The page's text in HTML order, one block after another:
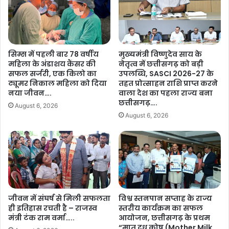
की
ज
यं
ती
र
कि
या
सा
र
र
ण
…
.
.
स्त
कें
उ
प
ब्ध
क
रा
ने
के
पा
ठ्य
पु
स्त
क
नि
ग
म
प्र
सिम्स में पहली बार 78 वर्षीय
महिला के अंडाशय कैंसर की
सफल सर्जरी, एक किलो का
ट्यूमर निकाल महिला को दिया
नया जीवन….
August 6, 2026
मुख्यमंत्री विष्णुदेव साय के
नेतृत्व में छत्तीसगढ़ को बड़ी
उपलब्धि, SASCI 2026-27 के
तहत प्रोत्साहन राशि प्राप्त करने
वाला देश का पहला राज्य बना
छत्तीसगढ़….
August 6, 2026
जीवन में संघर्ष से मिली सफलता
ही इतिहास रचती है – राजस्व
मंत्री टंक राम वर्मा…..
विश्व स्तनपान सप्ताह के राज्य
स्तरीय कार्यक्रम का सफल
आयोजन, छत्तीसगढ़ के प्रथम